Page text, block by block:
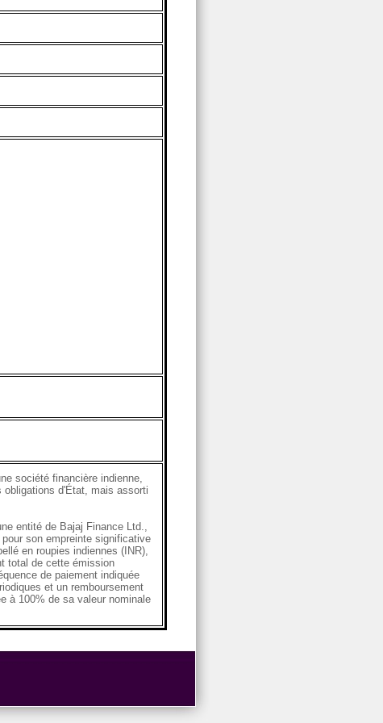
société financière indienne,
d'État, mais assorti
entité de Bajaj Finance Ltd.,
son empreinte significative
en roupies indiennes (INR),
total de cette émission
de paiement indiquée
et un remboursement
à 100% de sa valeur nominale